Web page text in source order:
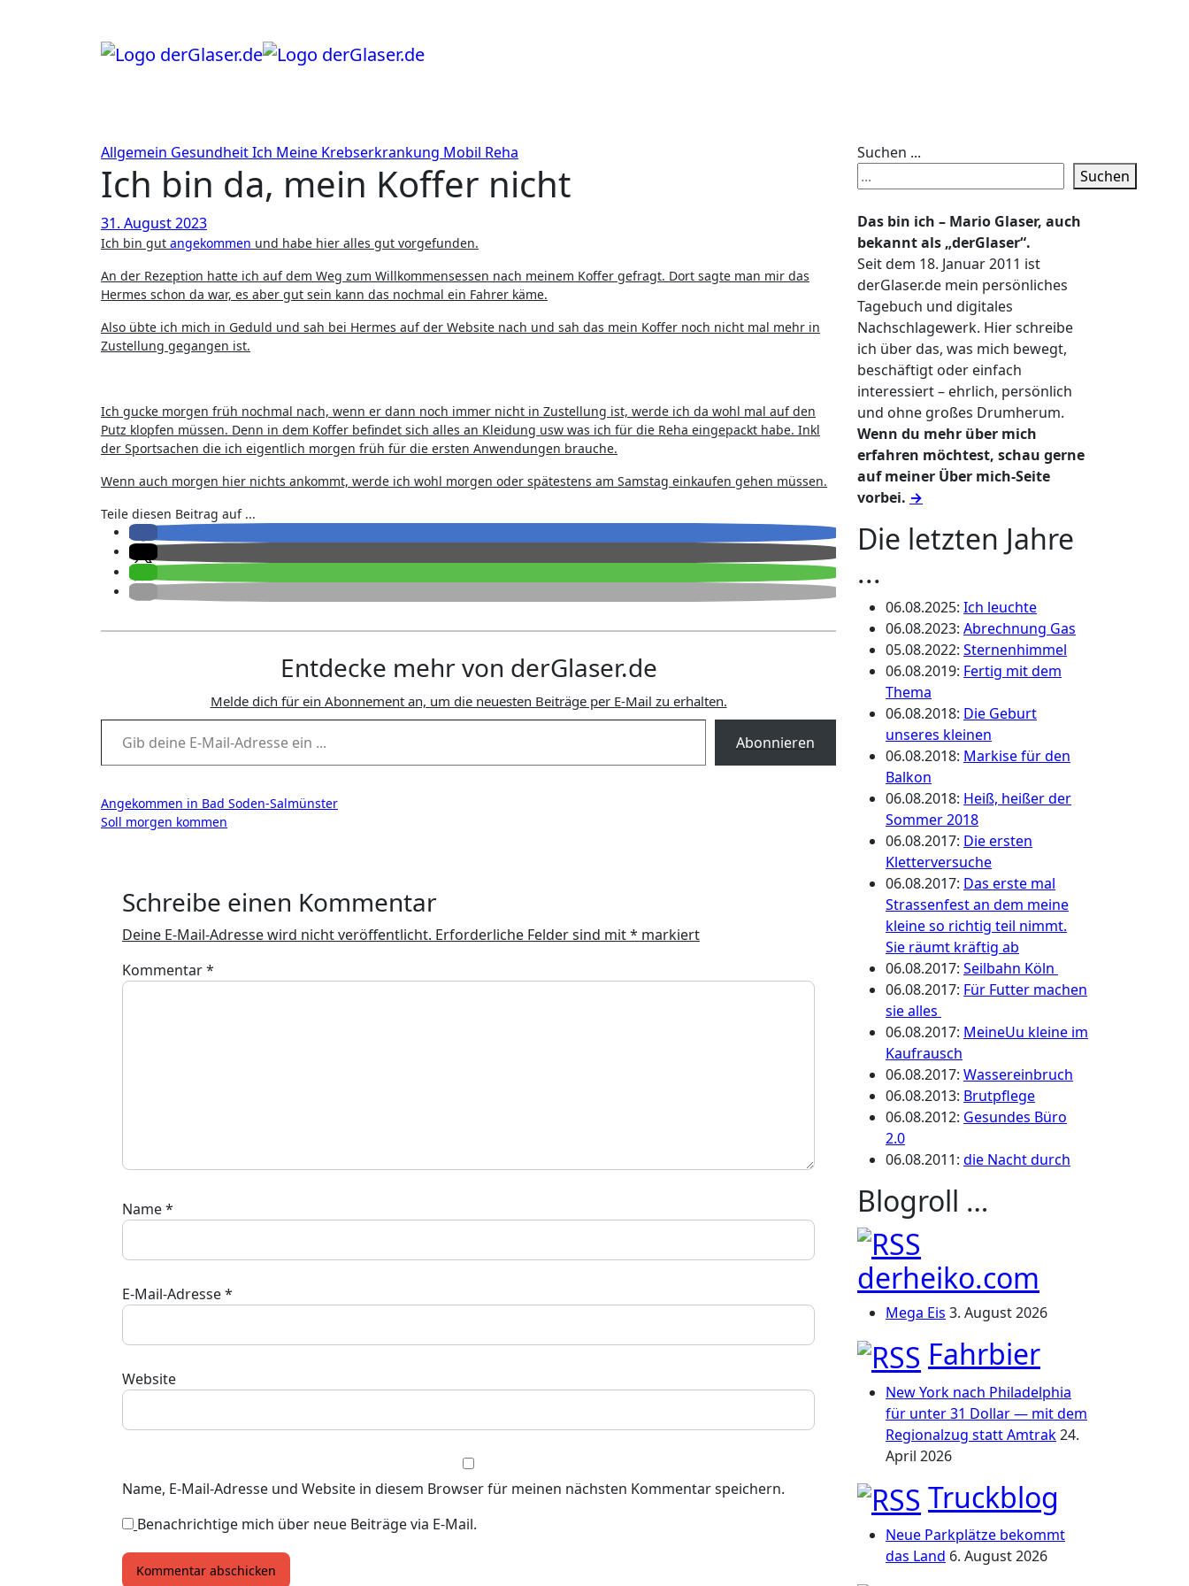
Allgemein GesundheitIch Meine Krebserkrankung Mobil Reha
Ich bin da, mein Koffer nicht
31. August 2023
Ich bin gut angekommen und habe hier alles gut vorgefunden.
An der Rezeption hatte ich auf dem Weg zum Willkommensessen nach meinem Koffer gefragt. Dort sagte man mir das
Hermes schon da war, es aber gut sein kann das nochmal ein Fahrer käme.
Also übte ich mich in Geduld und sah bei Hermes auf der Website nach und sah das mein Koffer noch nicht mal mehr in
Zustellung gegangen ist.
Ich gucke morgen früh nochmal nach, wenn er dann noch immer nicht in Zustellung ist, werde ich da wohl mal auf den
Putz klopfen müssen. Denn in dem Koffer befindet sich alles an Kleidung usw was ich für die Reha eingepackt habe. Inkl
der Sportsachen die ich eigentlich morgen früh für die ersten Anwendungen brauche.
Wenn auch morgen hier nichts ankommt, werde ich wohl morgen oder spätestens am Samstag einkaufen gehen müssen.
Teile diesen Beitrag auf ...
Entdecke mehr von derGlaser.de
Melde dich für ein Abonnement an, um die neuesten Beiträge per E-Mail zu erhalten.
Gib deine E-Mail-Adresse ein ...
Abonnieren
Beitragsnavigation
Angekommen in Bad Soden-Salmünster
Soll morgen kommen
Schreibe einen Kommentar
Deine E-Mail-Adresse wird nicht veröffentlicht. Erforderliche Felder sind mit* markiert
Kommentar*
Name*
E-Mail-Adresse*
Website
Name, E-Mail-Adresse und Website in diesem Browser für meinen nächsten Kommentar speichern.
Benachrichtige mich über neue Beiträge via E-Mail.
Suchen ...
Suchen
Das bin ich – Mario Glaser, auch
bekannt als „derGlaser“.
Seit dem 18. Januar 2011 ist
derGlaser.de mein persönliches
Tagebuch und digitales
Nachschlagewerk. Hier schreibe
ich über das, was mich bewegt,
beschäftigt oder einfach
interessiert – ehrlich, persönlich
und ohne großes Drumherum.
Wenn du mehr über mich
erfahren möchtest, schau gerne
auf meiner Über mich-Seite
vorbei. →
Die letzten Jahre
...
06.08.2025: Ich leuchte
06.08.2023: Abrechnung Gas
05.08.2022: Sternenhimmel
06.08.2019: Fertig mit dem
Thema
06.08.2018: Die Geburt
unseres kleinen
06.08.2018: Markise für den
Balkon
06.08.2018: Heiß, heißer der
Sommer 2018
06.08.2017: Die ersten
Kletterversuche
06.08.2017: Das erste mal
Strassenfest an dem meine
kleine so richtig teil nimmt.
Sie räumt kräftig ab
06.08.2017: Seilbahn Köln
06.08.2017: Für Futter machen
sie alles
06.08.2017: MeineUu kleine im
Kaufrausch
06.08.2017: Wassereinbruch
06.08.2013: Brutpflege
06.08.2012: Gesundes Büro
2.0
06.08.2011: die Nacht durch
Blogroll …
derheiko.com
Mega Eis 3. August 2026
Fahrbier
New York nach Philadelphia
für unter 31 Dollar — mit dem
Regionalzug statt Amtrak24.
April 2026
Truckblog
Neue Parkplätze bekommt
das Land 6. August 2026